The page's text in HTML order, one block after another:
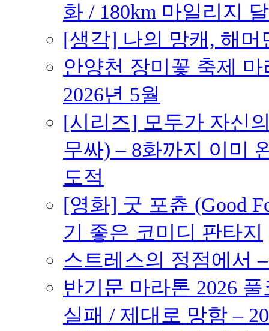
화 / 180km 마일리지
[생각] 나의 망캐, 해머
안양천 장미꽃 축제
2026년 5월
[시리즈] 모두가 자신
무싸) – 8화까지 이미
도적
[영화] 굿 포츈 (Good
기 좋은 코미디 판타지
스트레스의 정점에서
반기문 마라톤 2026
실패 / 제대로 망함 –